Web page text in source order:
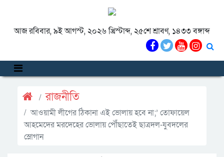
আজ রবিবার, ৯ই আগস্ট, ২০২৬ খ্রিস্টাব্দ, ২৫শে শ্রাবণ, ১৪৩৩ বঙ্গাব্দ
রাজনীতি
আওয়ামী লীগের ঠিকানা এই ভোলায় হবে না;’ তোফায়েল
আহমেদের মরদেহের ভোলায় পৌঁছাতেই ছাত্রদল-যুবদলের
স্লোগান